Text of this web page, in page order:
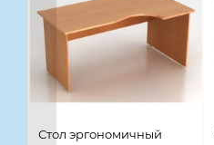
Стол эргономичный